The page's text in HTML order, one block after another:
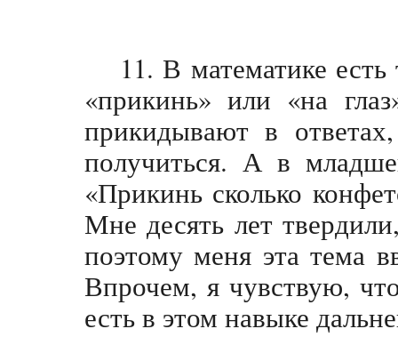
11. В математике
«прикинь» или «на
прикидывают в
получиться. А в
«Прикинь сколько
Мне десять лет
поэтому меня эта тема
Впрочем, я чувствую,
есть в этом навыке